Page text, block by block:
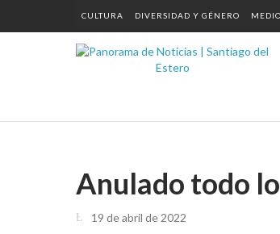
CULTURA DIVERSIDAD Y GÉNERO
Anulado todo
19 de abril de 2022